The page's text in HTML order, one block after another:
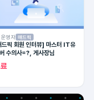
운영자 애드픽
드픽 회원 인터뷰] 마스터 IT유
수의사=?, 게사장님